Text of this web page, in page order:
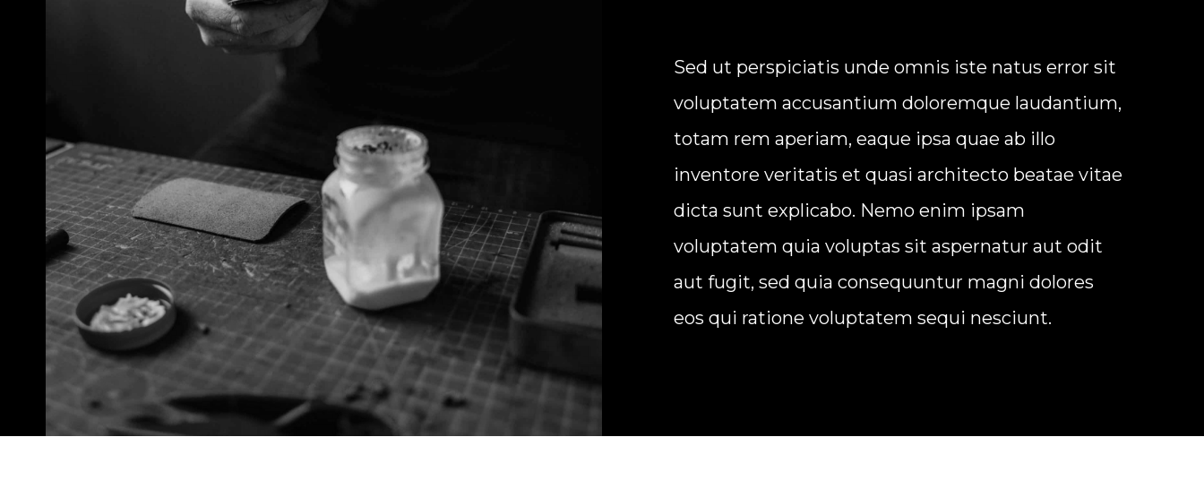
Sed ut perspiciatis unde omnis iste natus error sit
voluptatem accusantium doloremque laudantium,
totam rem aperiam, eaque ipsa quae ab illo
inventore veritatis et quasi architecto beatae vitae
dicta sunt explicabo. Nemo enim ipsam
voluptatem quia voluptas sit aspernatur aut odit
aut fugit, sed quia consequuntur magni dolores
eos qui ratione voluptatem sequi nesciunt.